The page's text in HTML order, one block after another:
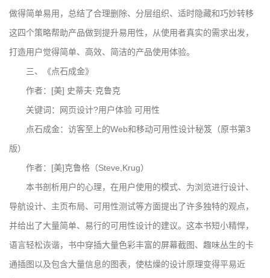
做得简单易用，总结了合理删除、分层组织、适时隐藏和巧妙转移
这四个策略帮助产品做到提升易用性，从使用者真实的需求出发，
打造用户觉得简单、高效、简洁的产品使用体验。
三、《点石成金》
作者：[美] 史蒂夫·克鲁克
关键词：网页设计?用户体验 可用性
点石成金：访客至上的Web和移动可用性设计秘笈（原书第3
版）
作者：[美]克鲁格（Steve,Krug）
本书剖析用户的心理，在用户使用的模式、为浏览进行设计、
导航设计、主页布局、可用性测试等方面提出了许多独特的观点，
并给出了大量简单、易行的可用性设计的建议。这本书短小精悍，
语言轻松诙谐，书中穿插大量色彩丰富的屏幕截图、趣味丛生的卡
通插图以及包含大量信息的图表，使枯燥的设计原理变得平易近